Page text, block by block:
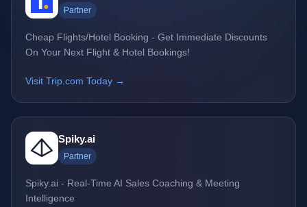
Partner
Cheap Flights/Hotel Booking - Get Immediate Discounts
On Your Next Flight & Hotel Bookings!
Visit Trip.com Today →
Spiky.ai
Partner
Spiky.ai - Real-Time AI Sales Coaching & Meeting
Intelligence